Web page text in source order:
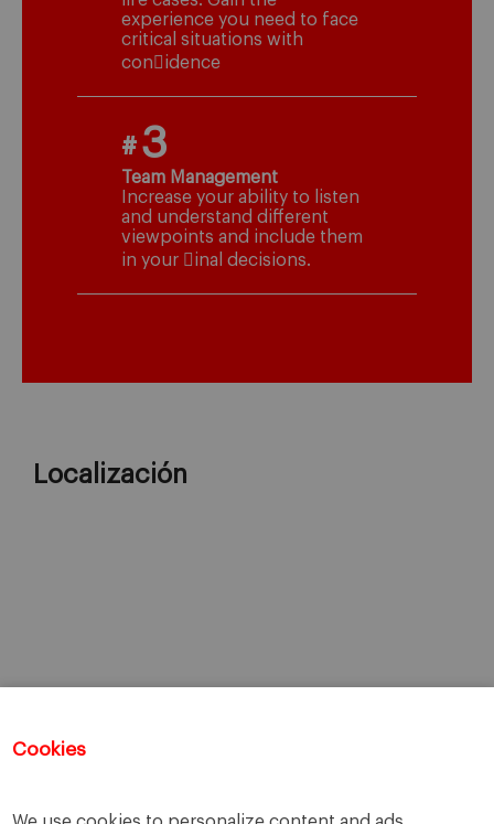
Cookies
experience you need to face
critical situations with
con􀆭idence
#3
Team Management
Increase your ability to listen
and understand different
viewpoints and include them
in your 􀆭inal decisions.
Localización